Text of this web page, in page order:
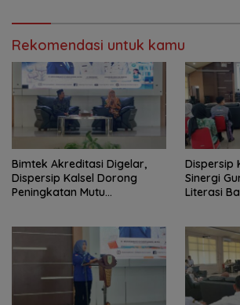
Rekomendasi untuk kamu
Bimtek Akreditasi Digelar,
Dispersip Kalsel Dorong
Peningkatan Mutu
Dispersip
Sinergi
Literasi